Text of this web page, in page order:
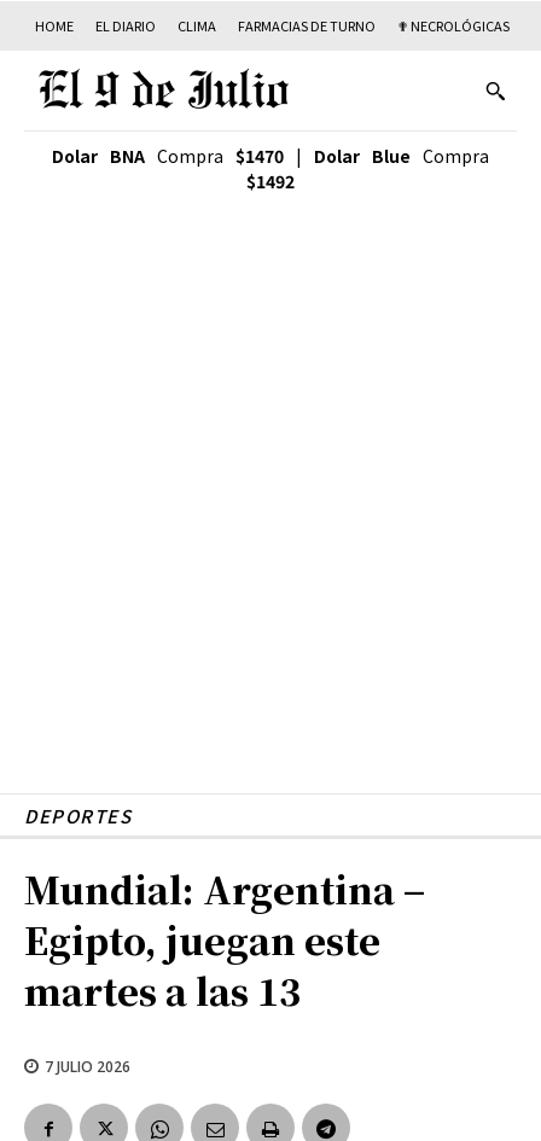
HOME EL DIARIO CLIMA FARMACIAS DE TURNO ✟ NECROLÓGICAS
Dolar BNA Compra $1470 | Dolar Blue Compra
$1492
DEPORTES
Mundial: Argentina –
Egipto, juegan este
martes a las 13
7 JULIO 2026